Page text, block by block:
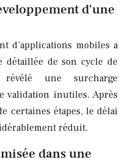
d’une
d’applications mobiles a
de son cycle de
révélé une surcharge
validation inutiles. Après
certaines étapes, le délai
réduit.
dans une